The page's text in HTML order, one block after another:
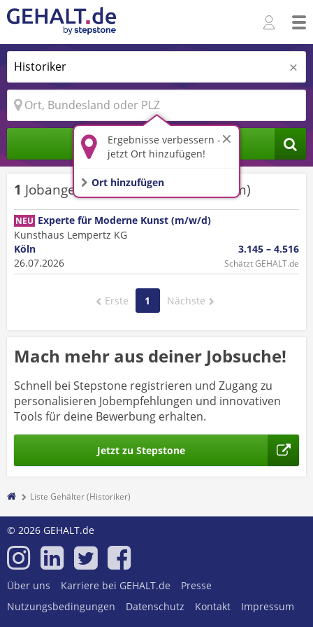
Ergebnisse verbessern -
jetzt Ort hinzufügen!
Ort hinzufügen
Berechnen
1 JobangebotfürHistoriker km)
NEU Experte für Moderne Kunst (m/w/d)
Kunsthaus Lempertz KG
Köln
26.07.2026
3.145 – 4.516
Schätzt GEHALT.de
Erste 1 Nächste
Mach mehr aus deiner Jobsuche!
Schnell bei Stepstone registrieren und Zugang zu
personalisieren Jobempfehlungen und innovativen
Tools für deine Bewerbung erhalten.
Jetzt zu Stepstone
Liste Gehälter (Historiker)
© 2026 GEHALT.de
Über uns Karriere bei GEHALT.de
Presse
Nutzungsbedingungen
Datenschutz Kontakt Impressum